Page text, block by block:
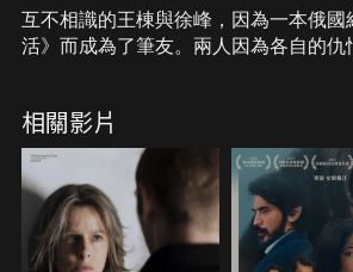
互不相識的王棟與徐峰，因為一本俄國
活》而成為了筆友。兩人因為各自的仇
一身疾病。十年後，兩人再度相遇，屬
秘密也慢慢釋放出來…。
相關影片